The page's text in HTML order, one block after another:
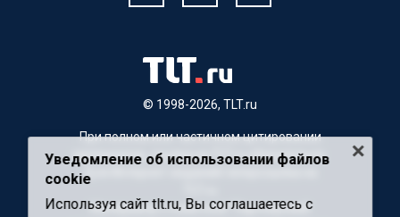
© 1998-2026, TLT.ru
При полном или частичном цитировании
материалов, ссылка на TLT.ru обязательна.
Для Интернет-изданий гиперссылка на
Материалы с пометкой "Партнерский
Уведомление об использовании файлов
cookie
Используя сайт tlt.ru, Вы соглашаетесь с